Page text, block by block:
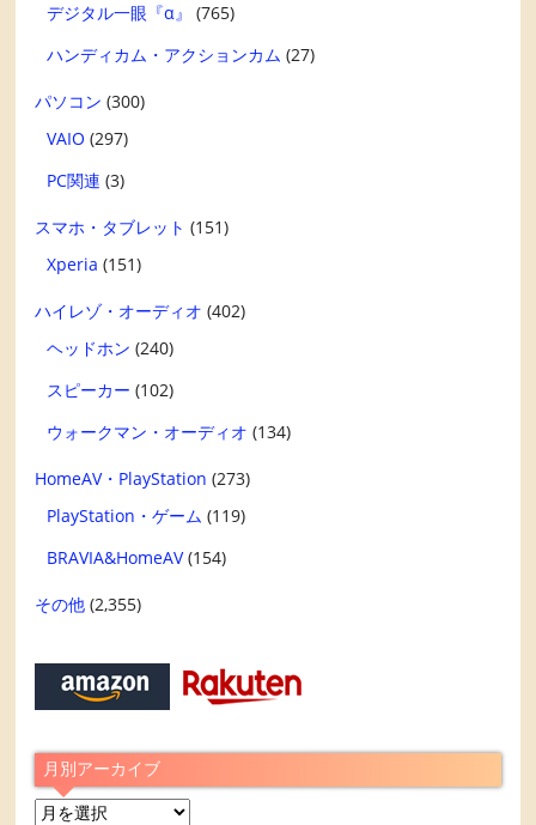
デジタル一眼『α』
(765)
ハンディカム・アクションカム (27)
パソコン (300)
VAIO (297)
PC関連 (3)
スマホ・タブレット (151)
Xperia (151)
ハイレゾ・オーディオ (402)
ヘッドホン (240)
スピーカー (102)
ウォークマン・オーディオ (134)
HomeAV・PlayStation (273)
PlayStation・ゲーム (119)
BRAVIA&HomeAV(154)
その他 (2,355)
月別アーカイブ
月